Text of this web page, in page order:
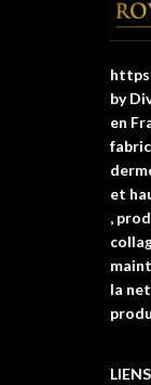
by
en
et
,
la